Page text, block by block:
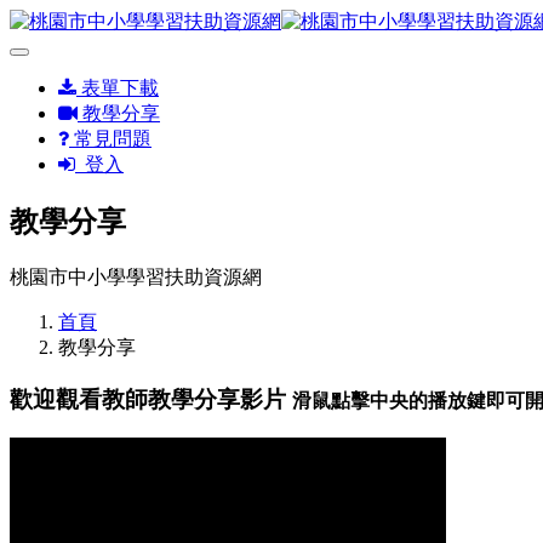
表單下載
教學分享
常見問題
登入
教學分享
桃園市中小學學習扶助資源網
首頁
教學分享
歡迎觀看教師教學分享影片 滑鼠點擊中央的播放鍵即可